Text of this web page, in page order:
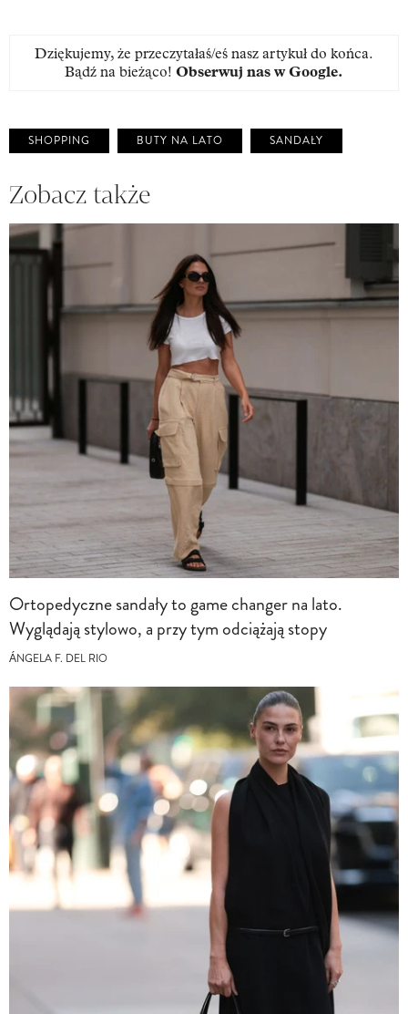
Dziękujemy, że przeczytałaś/eś nasz artykuł do końca.
Bądź na bieżąco! Obserwuj nas w Google.
SHOPPING BUTY NA LATO SANDAŁY
Zobacz także
Ortopedyczne sandały to game changer na lato.
Wyglądają stylowo, a przy tym odciążają stopy
ÁNGELA F. DEL RIO